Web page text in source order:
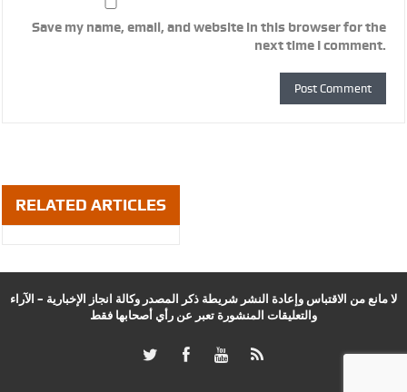
Save my name, email, and website in this browser for the
next time I comment.
RELATED ARTICLES
لا مانع من الاقتباس وإعادة النشر شريطة ذكر المصدر وكالة انجاز الإخبارية – الآراء
والتعليقات المنشورة تعبر عن رأي أصحابها فقط